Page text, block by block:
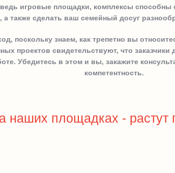
игровые площадки, комплексы
а также сделать ваш семейный досуг
поскольку знаем, как трепетно вы
проектов свидетельствуют, что
Убедитесь в этом и вы, закажите
компетентность.
наших площадках - растут